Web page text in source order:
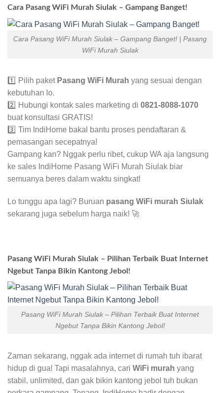
Cara Pasang WiFi Murah Siulak – Gampang Banget!
Cara Pasang WiFi Murah Siulak – Gampang Banget! | Pasang
WiFi Murah Siulak
1️⃣ Pilih paket Pasang WiFi Murah yang sesuai dengan
kebutuhan lo.
2️⃣ Hubungi kontak sales marketing di 0821-8088-1070
buat konsultasi GRATIS!
3️⃣ Tim IndiHome bakal bantu proses pendaftaran &
pemasangan secepatnya!
Gampang kan? Nggak perlu ribet, cukup WA aja langsung
ke sales IndiHome Pasang WiFi Murah Siulak biar
semuanya beres dalam waktu singkat!
Lo tunggu apa lagi? Buruan pasang WiFi murah Siulak
sekarang juga sebelum harga naik! 🚀
Pasang WiFi Murah Siulak – Pilihan Terbaik Buat Internet
Ngebut Tanpa Bikin Kantong Jebol!
Pasang WiFi Murah Siulak – Pilihan Terbaik Buat Internet
Ngebut Tanpa Bikin Kantong Jebol!
Zaman sekarang, nggak ada internet di rumah tuh ibarat
hidup di gua! Tapi masalahnya, cari WiFi murah yang
stabil, unlimited, dan gak bikin kantong jebol tuh bukan